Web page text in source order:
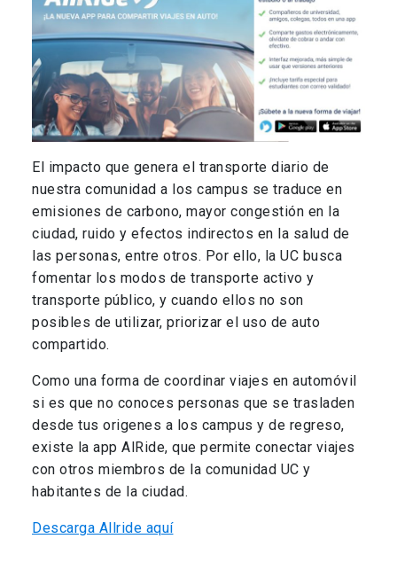
El impacto que genera el transporte diario de
nuestra comunidad a los campus se traduce en
emisiones de carbono, mayor congestión en la
ciudad, ruido y efectos indirectos en la salud de
las personas, entre otros. Por ello, la UC busca
fomentar los modos de transporte activo y
transporte público, y cuando ellos no son
posibles de utilizar, priorizar el uso de auto
compartido.
Como una forma de coordinar viajes en automóvil
si es que no conoces personas que se trasladen
desde tus origenes a los campus y de regreso,
existe la app AlRide, que permite conectar viajes
con otros miembros de la comunidad UC y
habitantes de la ciudad.
Descarga Allride aquí